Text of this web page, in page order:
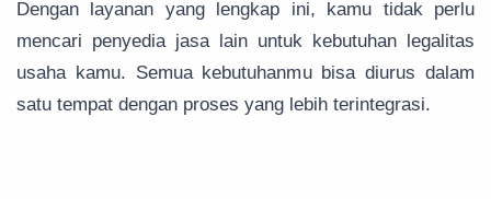
Dengan layanan yang lengkap ini, kamu tidak perlu
mencari penyedia jasa lain untuk kebutuhan legalitas
usaha kamu. Semua kebutuhanmu bisa diurus dalam
satu tempat dengan proses yang lebih terintegrasi.